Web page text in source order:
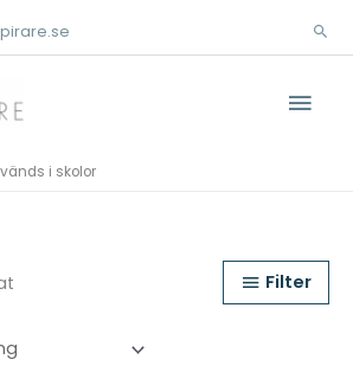
Sök
i skolor
Filter